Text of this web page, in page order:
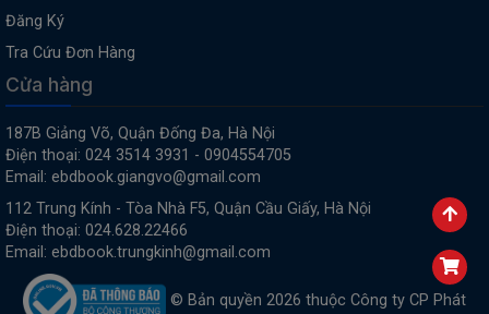
Đăng Ký
Tra Cứu Đơn Hàng
Cửa hàng
187B Giảng Võ, Quận Đống Đa, Hà Nội
Điện thoại: 024 3514 3931 - 0904554705
Email: ebdbook.giangvo@gmail.com
112 Trung Kính - Tòa Nhà F5, Quận Cầu Giấy, Hà Nội
Điện thoại: 024.628.22466
Email: ebdbook.trungkinh@gmail.com
© Bản quyền 2026 thuộc Công ty CP Phát